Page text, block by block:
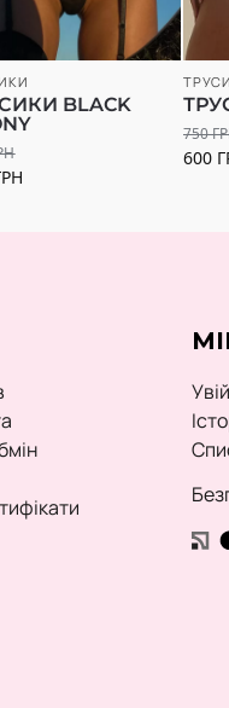
BLACK
750
600